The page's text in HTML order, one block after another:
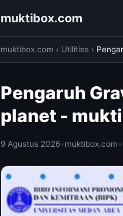
muktibox.com
muktibox.com › Utilities ›
Pengaruh
planet -
9 Agustus 2026•muktibox.com•